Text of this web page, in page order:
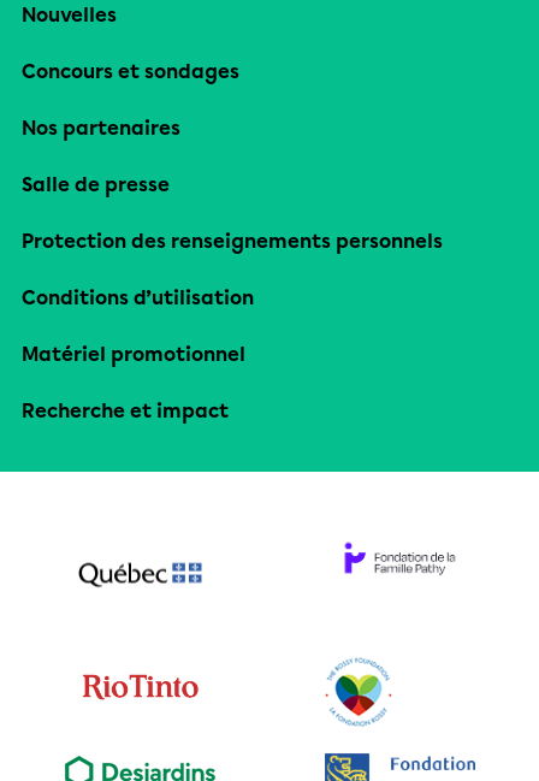
Nouvelles
Concours et sondages
Nos partenaires
Salle de presse
Protection des renseignements personnels
Conditions d’utilisation
Matériel promotionnel
Recherche et impact